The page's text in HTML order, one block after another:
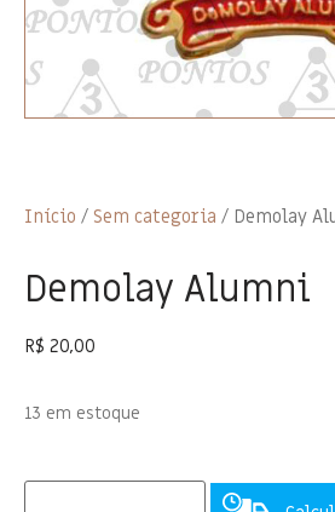
Início / Sem categoria / Demolay
Demolay Alumni
R$ 20,00
13 em estoque